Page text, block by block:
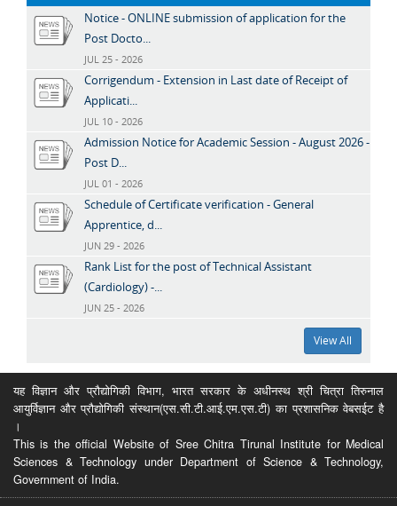
Notice - ONLINE submission of application for the
Post Docto...
JUL 25 - 2026
Corrigendum - Extension in Last date of Receipt of
Applicati...
JUL 10 - 2026
Admission Notice for Academic Session - August 2026 -
Post D...
JUL 01 - 2026
Schedule of Certificate verification - General
Apprentice, d...
JUN 29 - 2026
Rank List for the post of Technical Assistant
(Cardiology) -...
JUN 25 - 2026
View All
यह विज्ञान और प्रौद्योगिकी विभाग, भारत सरकार के अधीनस्थ श्री चित्रा तिरुनाल
आयुर्विज्ञान और प्रौद्योगिकी संस्थान(एस.सी.टी.आई.एम.एस.टी) का प्रशासनिक वेबसईट है
।
This is the official Website of Sree Chitra Tirunal Institute for Medical
Sciences & Technology under Department of Science & Technology,
Government of India.